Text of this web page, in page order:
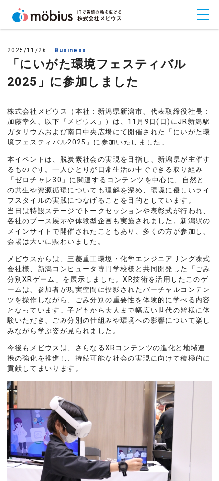
2025/11/26 Business
「にいがた環境フェスティバル
2025」に参加しました
株式会社メビウス（本社：新潟県新潟市、代表取締役社長：
加藤幸久、以下「メビウス」）は、11月9日(日)にJR新潟駅
ガタリウムおよび南口中央広場にて開催された「にいがた環
境フェスティバル2025」に参加いたしました。
本イベントは、脱炭素社会の実現を目指し、新潟県が主催す
るものです。一人ひとりが日常生活の中でできる取り組み
「ゼロチャレ30」に関連するコンテンツを中心に、自然と
の共生や資源循環についても理解を深め、環境に優しいライ
フスタイルの実践につなげることを目的としています。
当日は特設ステージでトークセッションや表彰式が行われ、
各社のブース展示や体験型企画も実施されました。新潟駅の
メインサイトで開催されたこともあり、多くの方が参加し、
会場は大いに賑わいました。
メビウスからは、三菱重工環境・化学エンジニアリング株式
会社様、新潟コンピュータ専門学校様と共同開発した「ごみ
分別XRゲーム」を展示しました。XR技術を活用したこのゲ
ームは、参加者が現実空間に投影されたバーチャルコンテン
ツを操作しながら、ごみ分別の重要性を体験的に学べる内容
となっています。子どもから大人まで幅広い世代の皆様に体
験いただき、ごみ分別の仕組みや環境への影響について楽し
みながら学ぶ姿が見られました。
今後もメビウスは、さらなるXRコンテンツの進化と地域連
携の強化を推進し、持続可能な社会の実現に向けて積極的に
貢献してまいります。